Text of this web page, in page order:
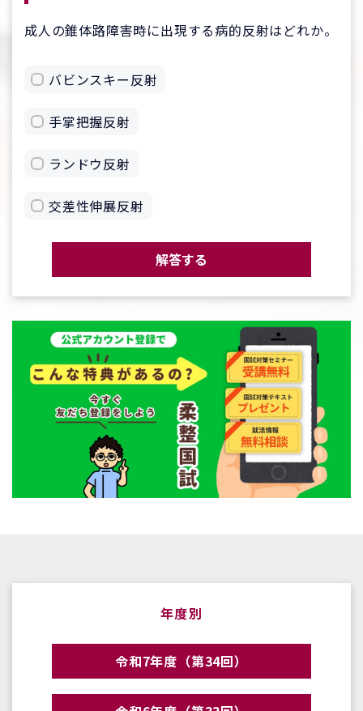
成人の錐体路障害時に出現する病的反射はどれか。
バビンスキー反射
手掌把握反射
ランドウ反射
交差性伸展反射
解答する
年度別
令和7年度（第34回）